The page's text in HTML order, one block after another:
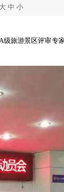
大 中 小
旅游景区评审专